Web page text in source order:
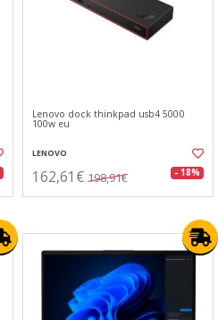
Lenovo dock thinkpad usb4 5000
100w eu
LENOVO
162,61€ 198,91€ - 18%